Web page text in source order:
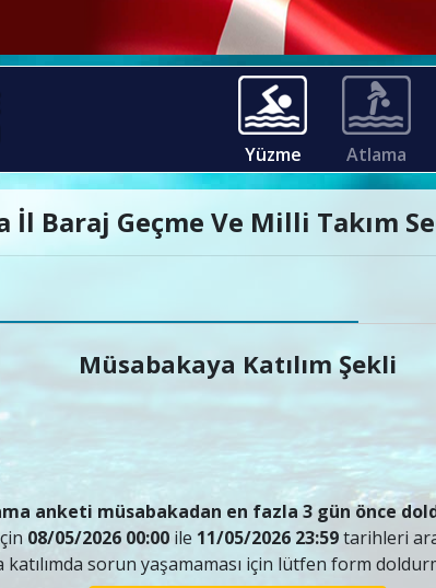
Yüzme Atlama
İl Baraj Geçme Ve Milli Takım
Müsabakaya Katılım Şekli
anketi müsabakadan en fazla 3 gün önce
08/05/2026 00:00 ile 11/05/2026 23:59tarihleri
sorun yaşamaması için lütfen form